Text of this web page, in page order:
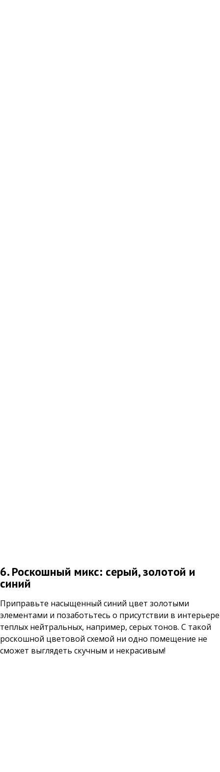
6. Роскошный микс: серый, золотой и
синий
Приправьте насыщенный синий цвет золотыми
элементами и позаботьтесь о присутствии в интерьере
теплых нейтральных, например, серых тонов. С такой
роскошной цветовой схемой ни одно помещение не
сможет выглядеть скучным и некрасивым!